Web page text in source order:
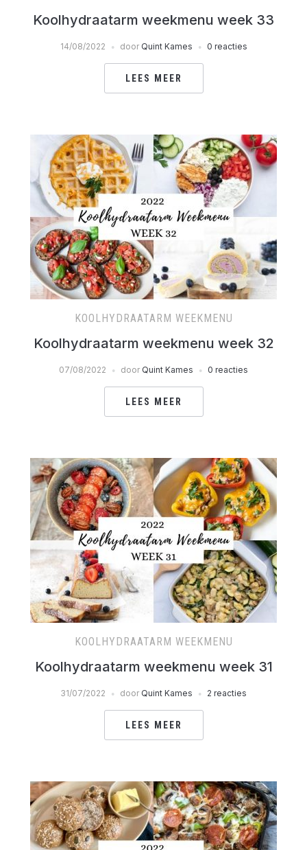
Koolhydraatarm weekmenu week 33
14/08/2022 door Quint Kames 0 reacties
LEES MEER
KOOLHYDRAATARM WEEKMENU
Koolhydraatarm weekmenu week 32
07/08/2022 door Quint Kames 0 reacties
LEES MEER
KOOLHYDRAATARM WEEKMENU
Koolhydraatarm weekmenu week 31
31/07/2022 door Quint Kames 2 reacties
LEES MEER